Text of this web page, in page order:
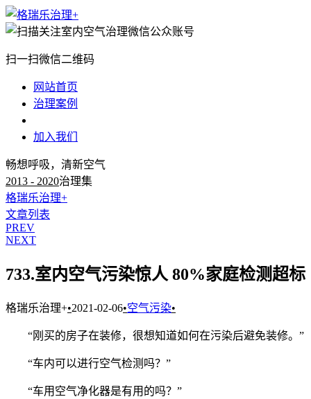
扫一扫微信二维码
网站首页
治理案例
加入我们
畅想呼吸，清新空气
2013 - 2020治理集
格瑞乐治理+
文章列表
PREV
NEXT
733.室内空气污染惊人 80%家庭检测超标
格瑞乐治理+•2021-02-06•空气污染•
“刚买的房子在装修，很想知道如何在污染后避免装修。”
“车内可以进行空气检测吗？”
“车用空气净化器是有用的吗？”